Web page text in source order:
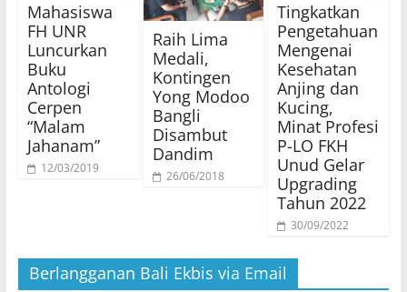
Mahasiswa
FH UNR
Luncurkan
Buku
Antologi
Cerpen
“Malam
Jahanam”
12/03/2019
Raih Lima
Medali,
Kontingen
Yong Modoo
Bangli
Disambut
Dandim
26/06/2018
Tingkatkan
Pengetahuan
Mengenai
Kesehatan
Anjing dan
Kucing,
Minat Profesi
P-LO FKH
Unud Gelar
Upgrading
Tahun 2022
30/09/2022
Berlangganan Bali Ekbis via Email